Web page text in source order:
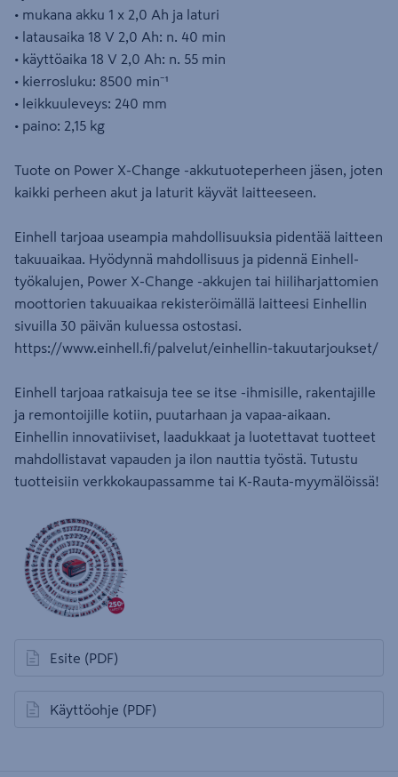
• mukana akku 1 x 2,0 Ah ja laturi
• latausaika 18 V 2,0 Ah: n. 40 min
• käyttöaika 18 V 2,0 Ah: n. 55 min
• kierrosluku: 8500 min⁻¹
• leikkuuleveys: 240 mm
• paino: 2,15 kg
Tuote on Power X-Change -akkutuoteperheen jäsen, joten
kaikki perheen akut ja laturit käyvät laitteeseen.
Einhell tarjoaa useampia mahdollisuuksia pidentää laitteen
takuuaikaa. Hyödynnä mahdollisuus ja pidennä Einhell-
työkalujen, Power X-Change -akkujen tai hiiliharjattomien
moottorien takuuaikaa rekisteröimällä laitteesi Einhellin
sivuilla 30 päivän kuluessa ostostasi.
https://www.einhell.fi/palvelut/einhellin-takuutarjoukset/
Einhell tarjoaa ratkaisuja tee se itse -ihmisille, rakentajille
ja remontoijille kotiin, puutarhaan ja vapaa-aikaan.
Einhellin innovatiiviset, laadukkaat ja luotettavat tuotteet
mahdollistavat vapauden ja ilon nauttia työstä. Tutustu
tuotteisiin verkkokaupassamme tai K-Rauta-myymälöissä!
Esite (PDF)
avautuu uuteen välilehteen
Käyttöohje (PDF)
avautuu uuteen välilehteen